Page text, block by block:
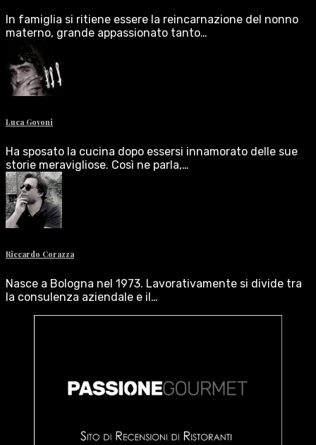
In famiglia si ritiene essere la reincarnazione del nonno
materno, grande appassionato tanto…
Luca Govoni
Ha sposato la cucina dopo essersi innamorato delle sue
storie meravigliose. Così ne parla,…
Riccardo Corazza
Nasce a Bologna nel 1973. Lavorativamente si divide tra
la consulenza aziendale e il…